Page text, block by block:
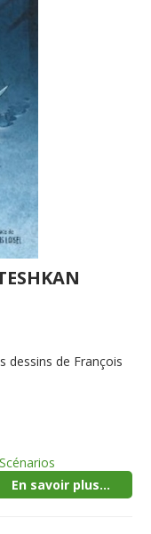
dessins de François
En savoir plus...